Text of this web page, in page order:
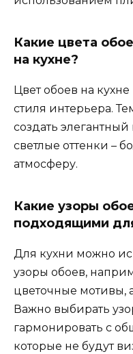
Какие цвета
на кухне?
Цвет обоев на
стиля интерьера.
создать
светлые оттенки –
атмосферу.
Какие узоры
подходящими
Для кухни можно
узоры обоев,
цветочные мотивы,
Важно выбирать
гармонировать с
которые не будут